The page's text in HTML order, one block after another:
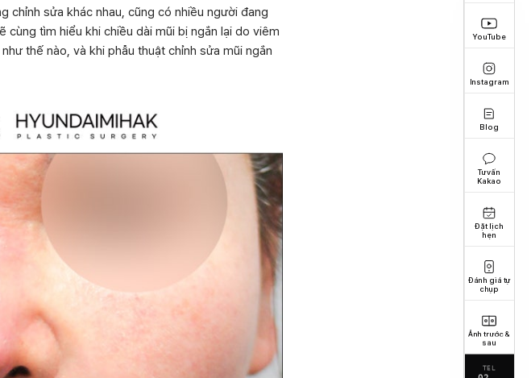
chỉnh sửa khác nhau, cũng có nhiều người đang
tìm hiểu khi chiều dài mũi bị ngắn lại do viêm
thế nào, và khi phẫu thuật chỉnh sửa mũi ngắn
YouTube
Instagram
Blog
Tư vấn
Kakao
Đặt lịch
hẹn
Đánh giá tự
chụp
Ảnh trước &
sau
TEL